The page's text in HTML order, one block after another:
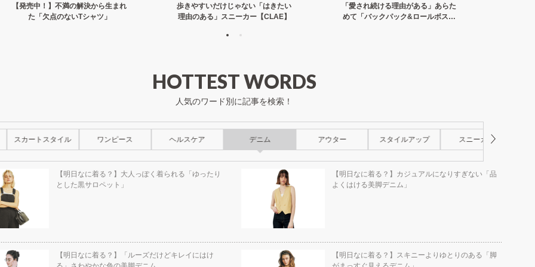
【発売中！】不満の解決から生まれ
た「欠点のないTシャツ」
歩きやすいだけじゃない「はきたい
理由のある」スニーカー【CLAE】
「愛され続ける理由がある」あらた
めて「バックパック&ロールボスト
HOTTEST WORDS
人気のワード別に記事を検索！
スカートスタイル ワンピース ヘルスケア デニム アウター スタイルアップ スニーカー
【明日なに着る？】大人っぽく着られる「ゆったり
とした黒サロペット」
【明日なに着る？】カジュアルになりすぎない「品
よくはける美脚デニム」
【明日なに着る？】「ルーズだけどキレイにはけ
【明日なに着る？】スキニーよりゆとりのある「脚